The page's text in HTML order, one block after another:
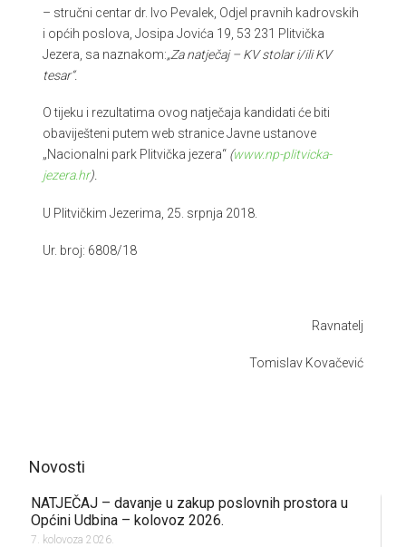
– stručni centar dr. Ivo Pevalek, Odjel pravnih kadrovskih
i općih poslova, Josipa Jovića 19, 53 231 Plitvička
Jezera, sa naznakom:„Za natječaj – KV stolar i/ili KV
tesar“.
O tijeku i rezultatima ovog natječaja kandidati će biti
obaviješteni putem web stranice Javne ustanove
„Nacionalni park Plitvička jezera“ (www.np-plitvicka-
jezera.hr).
U Plitvičkim Jezerima, 25. srpnja 2018.
Ur. broj: 6808/18
Ravnatelj
Tomislav Kovačević
Novosti
NATJEČAJ – davanje u zakup poslovnih prostora u
Općini Udbina – kolovoz 2026.
7. kolovoza 2026.